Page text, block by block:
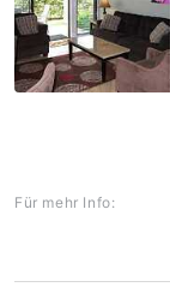
Für mehr Info: